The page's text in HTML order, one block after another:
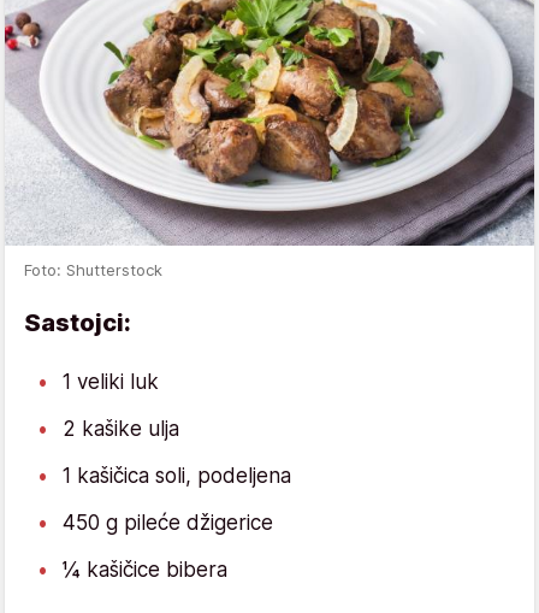
Foto: Shutterstock
Sastojci:
1 veliki luk
2 kašike ulja
1 kašičica soli, podeljena
450 g pileće džigerice
¼ kašičice bibera